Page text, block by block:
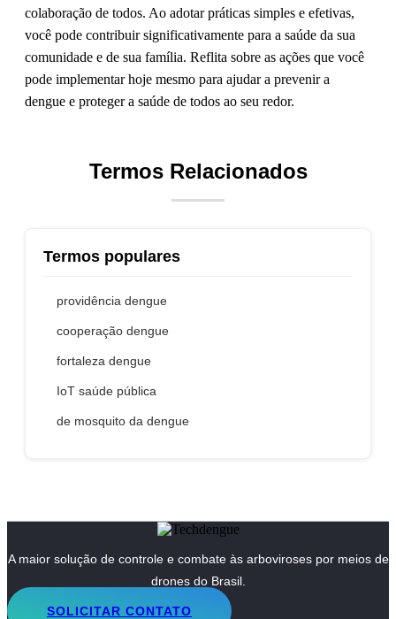
colaboração de todos. Ao adotar práticas simples e efetivas,
você pode contribuir significativamente para a saúde da sua
comunidade e de sua família. Reflita sobre as ações que você
pode implementar hoje mesmo para ajudar a prevenir a
dengue e proteger a saúde de todos ao seu redor.
Termos Relacionados
Termos populares
providência dengue
cooperação dengue
fortaleza dengue
IoT saúde pública
de mosquito da dengue
A maior solução de controle e combate às arboviroses por meios de
drones do Brasil.
SOLICITAR CONTATO